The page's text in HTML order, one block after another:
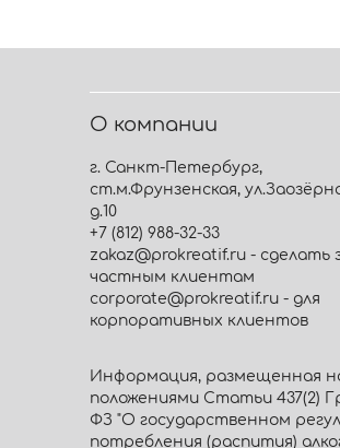
О компании
г. Санкт-Петербург,
ст.м.Фрунзенская,
д.10
+7 (812) 988-32-33
zakaz@prokreatif.ru - сделать
частным клиентам
corporate@prokreatif.ru - для
корпоративных клиентов
Информация, размещенная
положениями Статьи 437(2)
ФЗ "О государственном
потребления (распития)